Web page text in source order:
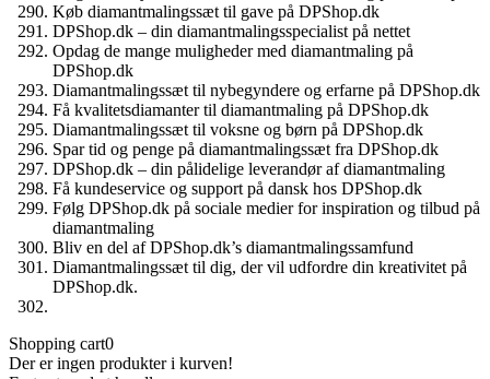
Køb diamantmalingssæt til gave på DPShop.dk
DPShop.dk – din diamantmalingsspecialist på nettet
Opdag de mange muligheder med diamantmaling på
DPShop.dk
Diamantmalingssæt til nybegyndere og erfarne på DPShop.dk
Få kvalitetsdiamanter til diamantmaling på DPShop.dk
Diamantmalingssæt til voksne og børn på DPShop.dk
Spar tid og penge på diamantmalingssæt fra DPShop.dk
DPShop.dk – din pålidelige leverandør af diamantmaling
Få kundeservice og support på dansk hos DPShop.dk
Følg DPShop.dk på sociale medier for inspiration og tilbud på
diamantmaling
Bliv en del af DPShop.dk’s diamantmalingssamfund
Diamantmalingssæt til dig, der vil udfordre din kreativitet på
DPShop.dk.
Shopping cart0
Der er ingen produkter i kurven!